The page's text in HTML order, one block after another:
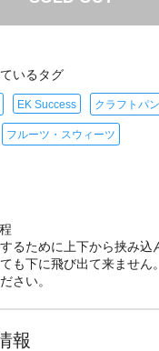
いるタグ
EK Success クラフトパ
フルーツ・スウィーツ
るために上下から挟み込
も下に飛び出て来ません
さい。
報